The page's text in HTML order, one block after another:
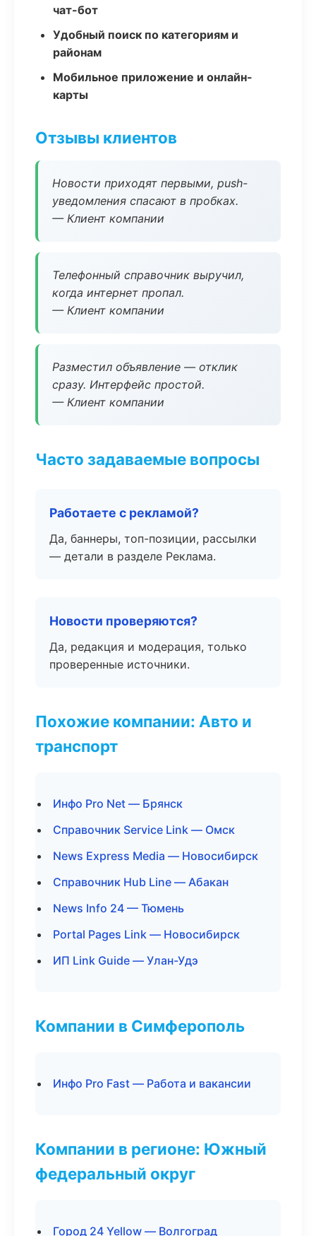
чат-бот
Удобный поиск по категориям и
районам
Мобильное приложение и онлайн-
карты
Отзывы клиентов
Новости приходят первыми, push-
уведомления спасают в пробках.
— Клиент компании
Телефонный справочник выручил,
когда интернет пропал.
— Клиент компании
Разместил объявление — отклик
сразу. Интерфейс простой.
— Клиент компании
Часто задаваемые вопросы
Работаете с рекламой?
Да, баннеры, топ-позиции, рассылки
— детали в разделе Реклама.
Новости проверяются?
Да, редакция и модерация, только
проверенные источники.
Похожие компании: Авто и
транспорт
Инфо Pro Net — Брянск
Справочник Service Link — Омск
News Express Media — Новосибирск
Справочник Hub Line — Абакан
News Info 24 — Тюмень
Portal Pages Link — Новосибирск
ИП Link Guide — Улан-Удэ
Компании в Симферополь
Инфо Pro Fast — Работа и вакансии
Компании в регионе: Южный
федеральный округ
Город 24 Yellow — Волгоград